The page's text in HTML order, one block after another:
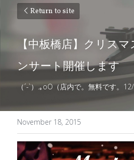
Return to site
【中板橋店】クリス
ンサート開催します
（´-`）.｡oO（店内で。無料です。
November 18, 2015